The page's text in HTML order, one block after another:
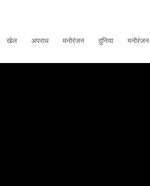
खेल अपराध मनोरंजन दुनिया मनोरंजन